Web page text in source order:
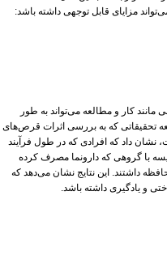
مزایای قابل توجهی داشته باشد:
کار و مطالعه می‌تواند به طور
تحقیقاتی که به بررسی اثرات قرص‌های
نشان داد که افرادی که در طول فرآیند
با گروهی که دارونما مصرف کرده
حافظه داشتند. این نتایج نشان می‌دهد که
و یادگیری داشته باشد.